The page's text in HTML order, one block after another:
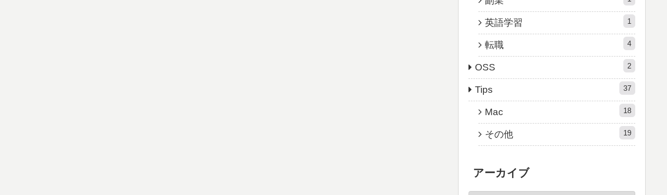
英語学習 1
転職 4
OSS 2
Tips 37
Mac 18
その他 19
アーカイブ